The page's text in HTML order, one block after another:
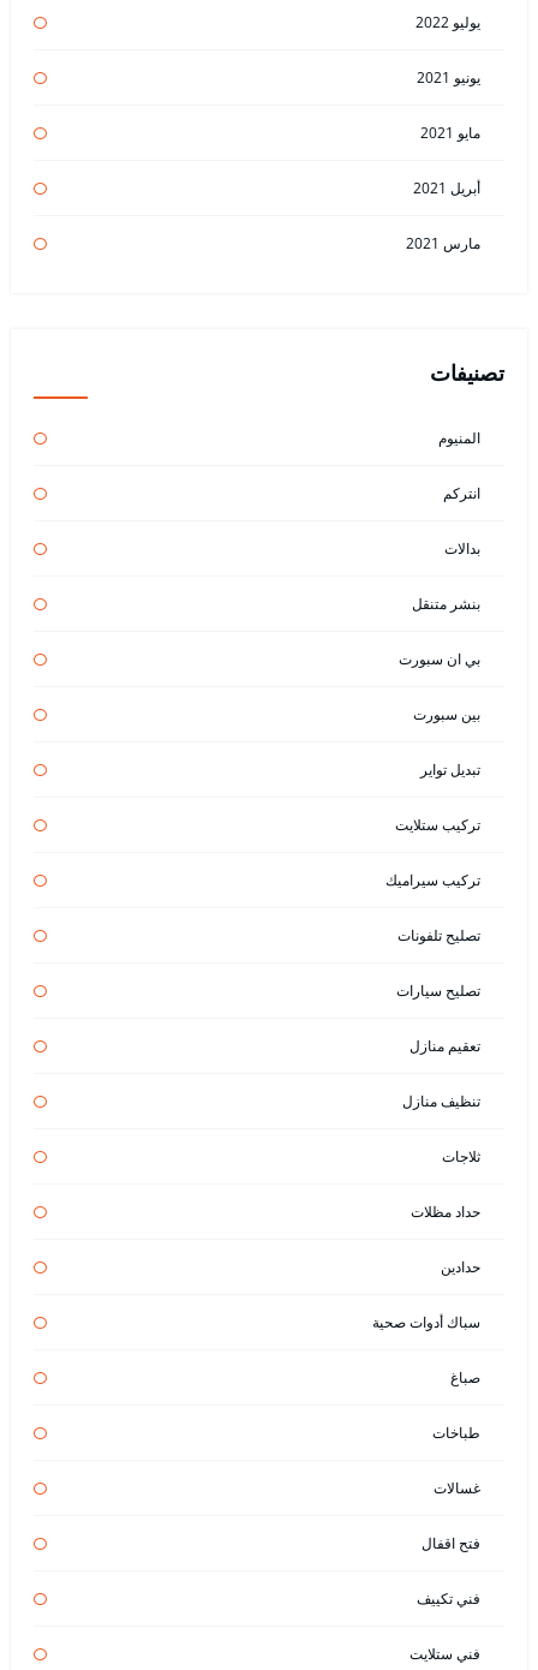
يوليو 2022
يونيو 2021
مايو 2021
أبريل 2021
مارس 2021
تصنيفات
المنيوم
انتركم
بدالات
بنشر متنقل
بي ان سبورت
بين سبورت
تبديل تواير
تركيب ستلايت
تركيب سيراميك
تصليح تلفونات
تصليح سيارات
تعقيم منازل
تنظيف منازل
ثلاجات
حداد مظلات
حدادين
سباك أدوات صحية
صباغ
طباخات
غسالات
فتح اقفال
فني تكييف
فني ستلايت